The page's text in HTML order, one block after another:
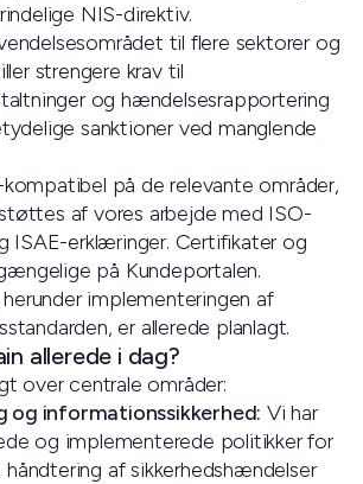
NIS-direktiv.
til flere sektorer og
strengere krav til
og hændelsesrapportering
sanktioner ved manglende
på de relevante områder,
af vores arbejde med ISO-
ISAE-erklæringer. Certifikater og
på Kundeportalen.
implementeringen af
er allerede planlagt.
allerede i dag?
over centrale områder:
og informationssikkerhed: Vi har
og implementerede politikker for
håndtering af sikkerhedshændelser